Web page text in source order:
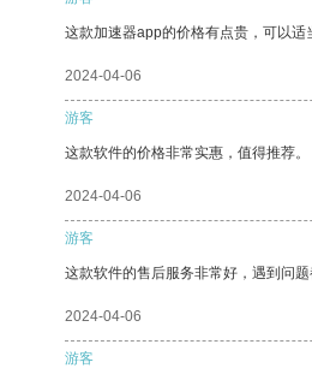
这款加速器app的价格有点贵，可以适
2024-04-06
游客
这款软件的价格非常实惠，值得推荐。
2024-04-06
游客
这款软件的售后服务非常好，遇到问题
2024-04-06
游客